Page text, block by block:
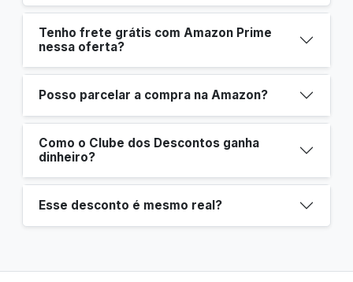
Tenho frete grátis com Amazon Prime
nessa oferta?
Posso parcelar a compra na Amazon?
Como o Clube dos Descontos ganha
dinheiro?
Esse desconto é mesmo real?